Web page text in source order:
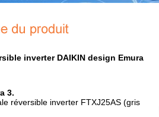
inverter DAIKIN design Emura
3.
réversible inverter FTXJ25AS (gris